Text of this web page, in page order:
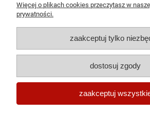
Moje konto
Płatności i dostawa
O nas
Więcej o plikach cookies przeczytasz w
prywatności.
zaakceptuj tylko
dostosuj zgody
zaakceptuj